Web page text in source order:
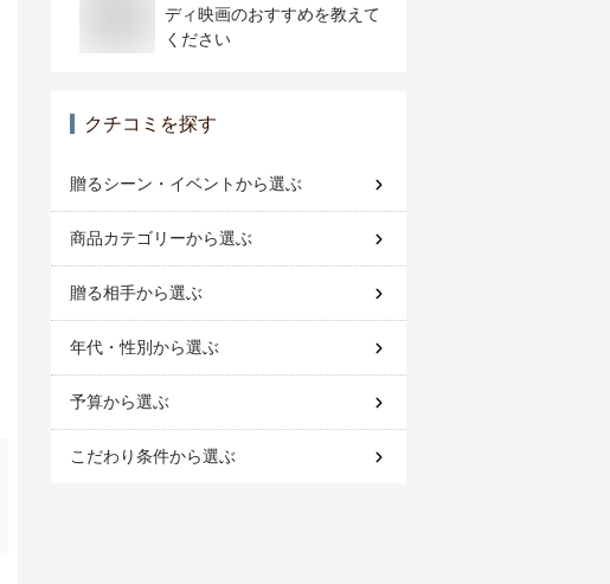
ディ映画のおすすめを教えて
ください
クチコミを探す
贈るシーン・イベントから選ぶ
商品カテゴリーから選ぶ
贈る相手から選ぶ
年代・性別から選ぶ
予算から選ぶ
こだわり条件から選ぶ